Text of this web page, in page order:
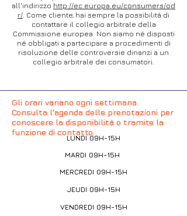
all'indirizzo http://ec.europa.eu/consumers/od
r/. Come cliente, hai sempre la possibilità di
contattare il collegio arbitrale della
Commissione europea. Non siamo né disposti
né obbligati a partecipare a procedimenti di
risoluzione delle controversie dinanzi a un
collegio arbitrale dei consumatori.
LUNDI 09H-15H
Gli orari variano ogni settimana.
Consulta l'agenda delle prenotazioni per
conoscere la disponibilità o tramite la
funzione di contatto.
MARDI 09H-15H
MERCREDI 09H-15H
JEUDI 09H-15H
VENDREDI 09H-15H